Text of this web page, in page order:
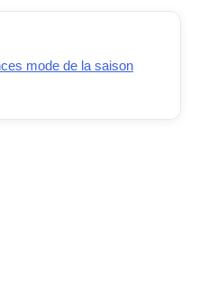
mode de la saison